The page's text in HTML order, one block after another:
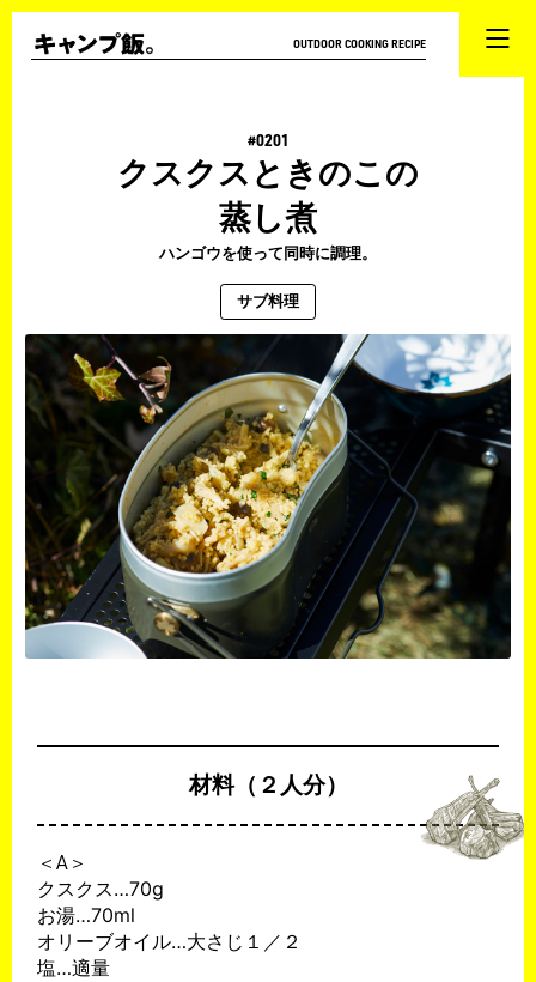
OUTDOOR COOKING RECIPE
#0201
クスクスときのこの
蒸し煮
ハンゴウを使って同時に調理。
サブ料理
材料（２人分）
​＜A＞
クスクス…70g
お湯…70ml
オリーブオイル…大さじ１／２
塩…適量